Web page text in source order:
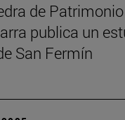
de
publica un
San Fermín